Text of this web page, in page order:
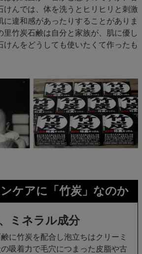
けんでは、体を洗うとヒリヒリと刺激
に違和感があったりすることがありま
里竹炭石鹸は自分と家族が、肌に優し
けんをどうしても使いたくて作ったも
ケアに「竹炭」なのか
ミネラル成分
に竹炭を配合し泡立ちはクリーミ
吸着力で毛穴につまった皮脂や古